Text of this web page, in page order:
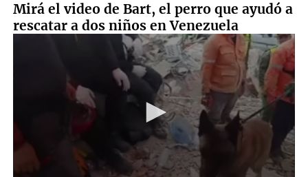
Mirá el video de Bart, el perro que ayudó a
rescatar a dos niños en Venezuela